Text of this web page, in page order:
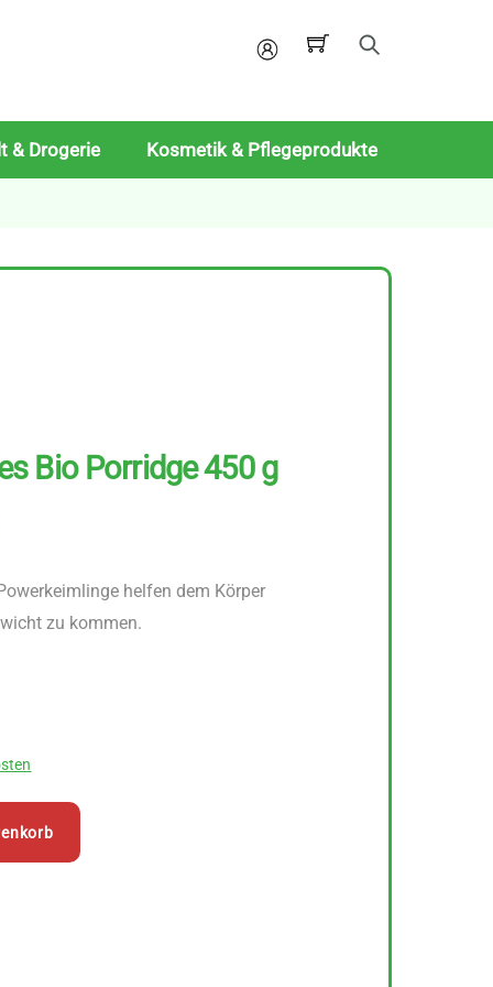
Mein
& Drogerie Kosmetik & Pflegeprodukte
Bio Porridge 450 g
helfen dem Körper
zu kommen.